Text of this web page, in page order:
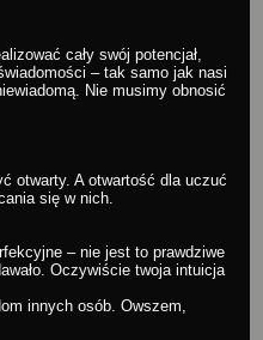
cały swój potencjał,
– tak samo jak nasi
Nie musimy obnosić
otwarty. A otwartość dla uczuć
się w nich.
– nie jest to prawdziwe
Oczywiście twoja intuicja
innych osób. Owszem,